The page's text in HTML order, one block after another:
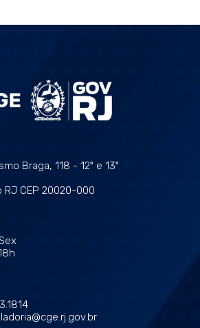
Braga, 118 - 12º e 13º
RJ CEP 20020-000